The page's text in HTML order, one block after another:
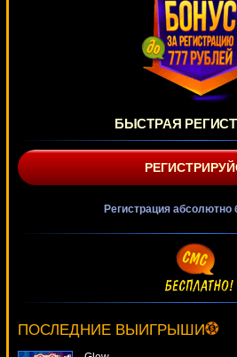
БЫСТРАЯ
Регистрация абсолютно
ПОСЛЕДНИЕ ВЫИГРЫШИ
Egoistik***